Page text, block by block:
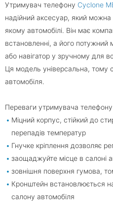
Утримувач телефону Cyclone
надійний аксесуар, який
якому автомобілі. Він має
встановленні, а його потужний
або навігатор у зручному для
Ця модель універсальна, тому
автомобіля.
Переваги утримувача телефону
Міцний корпус, стійкий до
перепадів температур
Гнучке кріплення дозволяє
заощаджуйте місце в салоні
зовнішня поверхня гумова,
Кронштейн встановлюється
салону автомобіля